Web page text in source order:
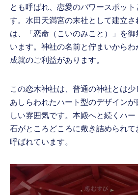
とも呼ばれ、恋愛のパワースポッ
す。水田天満宮の末社として建立さ
は、「恋命（こいのみこと）」を
います。神社の名前と佇まいから
成就のご利益があります。
この恋木神社は、普通の神社とは少
あしらわれたハート型のデザイン
しい雰囲気です。本殿へと続くハ
石がところどころに敷き詰められて
呼ばれています。